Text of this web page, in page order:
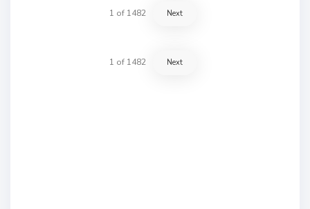
1 of 1482 Next
1 of 1482 Next